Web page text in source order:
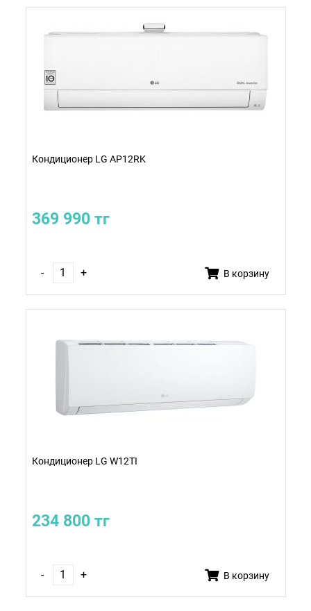
Кондиционер LG AP12RK
369 990 тг
- + В корзину
Кондиционер LG W12TI
234 800 тг
- + В корзину